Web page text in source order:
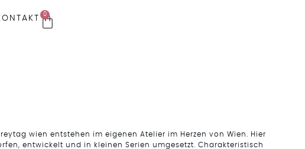
0
wien entstehen im eigenen Atelier im Herzen von Wien. Hier
entwickelt und in kleinen Serien umgesetzt. Charakteristisch